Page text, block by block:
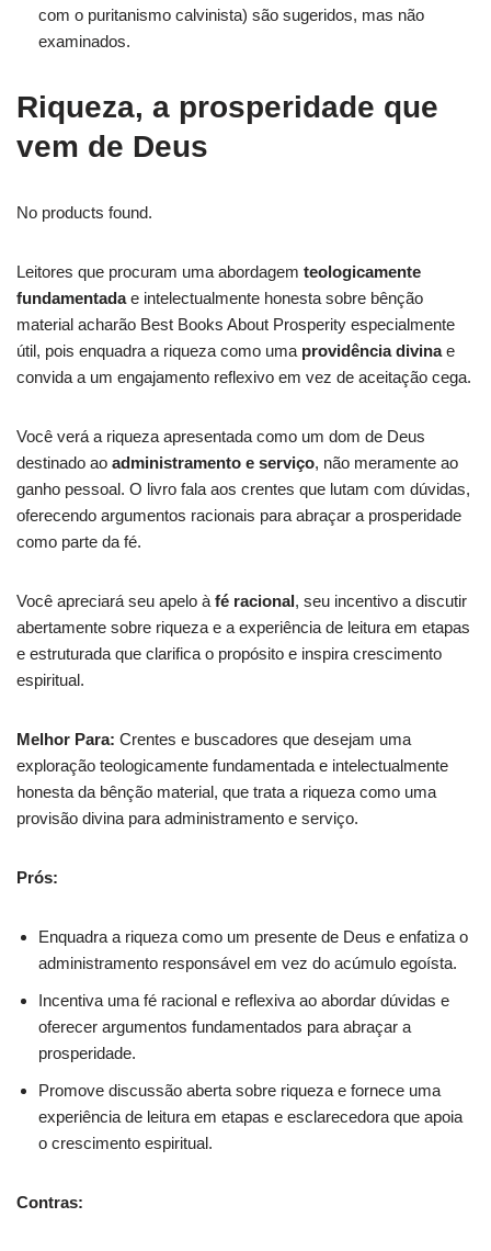
com o puritanismo calvinista) são sugeridos, mas não
examinados.
Riqueza, a prosperidade que
vem de Deus
No products found.
Leitores que procuram uma abordagem teologicamente
fundamentadae intelectualmente honesta sobre bênção
material acharão Best Books About Prosperity especialmente
útil, pois enquadra a riqueza como uma providência divinae
convida a um engajamento reflexivo em vez de aceitação cega.
Você verá a riqueza apresentada como um dom de Deus
destinado ao administramento e serviço, não meramente ao
ganho pessoal. O livro fala aos crentes que lutam com dúvidas,
oferecendo argumentos racionais para abraçar a prosperidade
como parte da fé.
Você apreciará seu apelo à fé racional, seu incentivo a discutir
abertamente sobre riqueza e a experiência de leitura em etapas
e estruturada que clarifica o propósito e inspira crescimento
espiritual.
Melhor Para: Crentes e buscadores que desejam uma
exploração teologicamente fundamentada e intelectualmente
honesta da bênção material, que trata a riqueza como uma
provisão divina para administramento e serviço.
Prós:
Enquadra a riqueza como um presente de Deus e enfatiza o
administramento responsável em vez do acúmulo egoísta.
Incentiva uma fé racional e reflexiva ao abordar dúvidas e
oferecer argumentos fundamentados para abraçar a
prosperidade.
Promove discussão aberta sobre riqueza e fornece uma
experiência de leitura em etapas e esclarecedora que apoia
o crescimento espiritual.
Contras: